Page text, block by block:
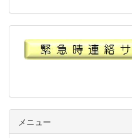
メニュー